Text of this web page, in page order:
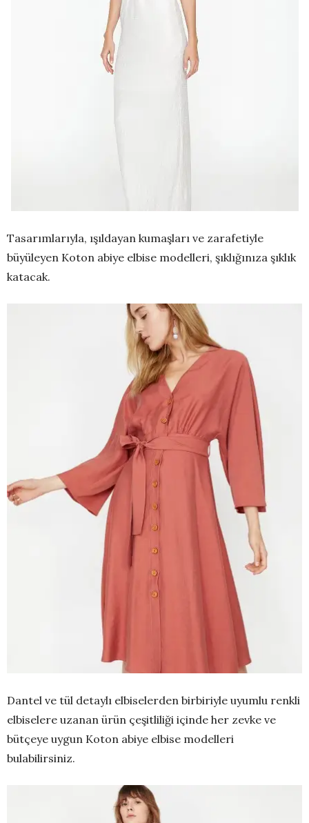
Tasarımlarıyla, ışıldayan kumaşları ve zarafetiyle
büyüleyen Koton abiye elbise modelleri, şıklığınıza şıklık
katacak.
Dantel ve tül detaylı elbiselerden birbiriyle uyumlu renkli
elbiselere uzanan ürün çeşitliliği içinde her zevke ve
bütçeye uygun Koton abiye elbise modelleri
bulabilirsiniz.